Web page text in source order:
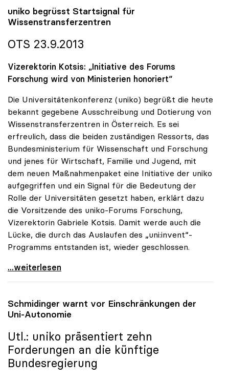
uniko begrüsst Startsignal für
Wissenstransferzentren
OTS 23.9.2013
Vizerektorin Kotsis: „Initiative des Forums
Forschung wird von Ministerien honoriert“
Die Universitätenkonferenz (uniko) begrüßt die heute
bekannt gegebene Ausschreibung und Dotierung von
Wissenstransferzentren in Österreich. Es sei
erfreulich, dass die beiden zuständigen Ressorts, das
Bundesministerium für Wissenschaft und Forschung
und jenes für Wirtschaft, Familie und Jugend, mit
dem neuen Maßnahmenpaket eine Initiative der uniko
aufgegriffen und ein Signal für die Bedeutung der
Rolle der Universitäten gesetzt haben, erklärt dazu
die Vorsitzende des uniko-Forums Forschung,
Vizerektorin Gabriele Kotsis. Damit werde auch die
Lücke, die durch das Auslaufen des „uni:invent“-
Programms entstanden ist, wieder geschlossen.
uniko begrüsst Startsignal für
...weiterlesen
Schmidinger warnt vor Einschränkungen der
Uni-Autonomie
Utl.: uniko präsentiert zehn
Forderungen an die künftige
Bundesregierung